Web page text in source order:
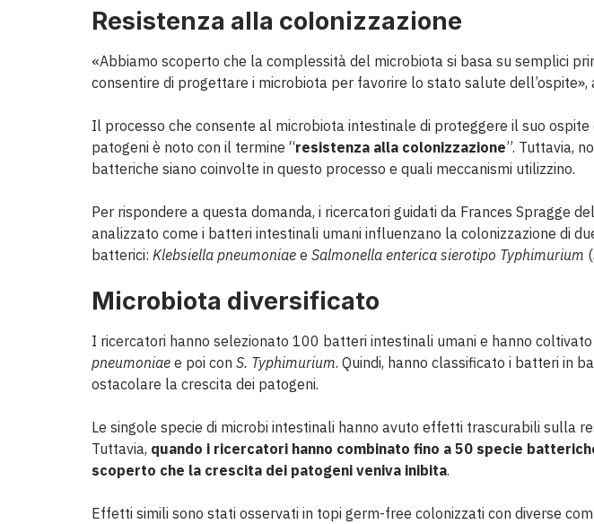
Resistenza alla colonizzazione
«Abbiamo scoperto che la complessità del microbiota si basa su semplici
consentire di progettare i microbiota per favorire lo stato salute dell’ospite»,
Il processo che consente al microbiota intestinale di proteggere il suo
patogeni è noto con il termine “resistenza alla colonizzazione”. Tuttavia,
batteriche siano coinvolte in questo processo e quali meccanismi utilizzino.
Per rispondere a questa domanda, i ricercatori guidati da Frances Spragge
analizzato come i batteri intestinali umani influenzano la colonizzazione di
batterici: Klebsiella pneumoniae e Salmonella enterica sierotipo Typhimurium (
Microbiota diversificato
I ricercatori hanno selezionato 100 batteri intestinali umani e hanno
pneumoniae e poi con S. Typhimurium. Quindi, hanno classificato i batteri in
ostacolare la crescita dei patogeni.
Le singole specie di microbi intestinali hanno avuto effetti trascurabili sulla
Tuttavia, quando i ricercatori hanno combinato fino a 50 specie
scoperto che la crescita dei patogeni veniva inibita.
Effetti simili sono stati osservati in topi germ-free colonizzati con diverse